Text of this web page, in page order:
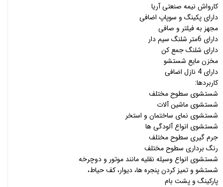
کارواش نیمه صنعتی آریا
دارای پکینگ و سوپاپ اضافی
مجهز به فیلتر و صافی
دارای 6متر شلنگ سیم دار
دارای شلنگ جمع کن
مخزن مایع شستشو
دارای 4 نازل اضافی
کاربردها:
شستشوی سطوح مختلف
شستشوی ماشین آلات
شستشوی نمای ساختمان و استخر
شستشوی انواع آلودگی ها
جرم گیری سطوح مختلف
رنگ برداری سطوح مختلف
شستشوی انواع وسیله نقلیه مانند موتور و دوچرخه
شستشو و تمیز کردن پنجره ها، دیوار، کف حیاط،
پارکینگ و پشت بام